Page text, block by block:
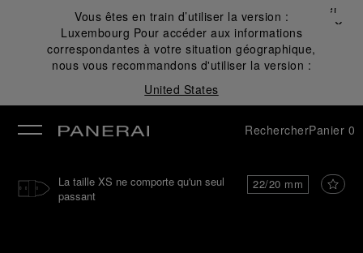
Vous êtes en train d’utiliser la version :
Luxembourg Pour accéder aux informations
correspondantes à votre situation géographique,
nous vous recommandons d'utiliser la version :
United States
Fermer
✕
RechercherPanier 0
22/20 mm
La taille XS ne comporte qu'un seul
passant